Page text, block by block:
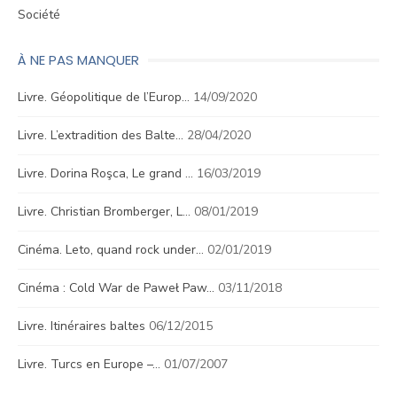
Société
À NE PAS MANQUER
Livre. Géopolitique de l’Europ… 14/09/2020
Livre. L’extradition des Balte… 28/04/2020
Livre. Dorina Roşca, Le grand … 16/03/2019
Livre. Christian Bromberger, L… 08/01/2019
Cinéma. Leto, quand rock under… 02/01/2019
Cinéma : Cold War de Paweł Paw… 03/11/2018
Livre. Itinéraires baltes 06/12/2015
Livre. Turcs en Europe –… 01/07/2007